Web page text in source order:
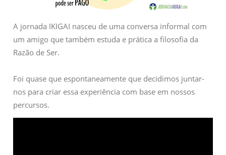
A jornada IKIGAI nasceu de uma conversa informal com
um amigo que também estuda e prática a filosofia da
Razão de Ser.
Foi quase que espontaneamente que decidimos juntar-
nos para criar essa experiência com base em nossos
percursos.